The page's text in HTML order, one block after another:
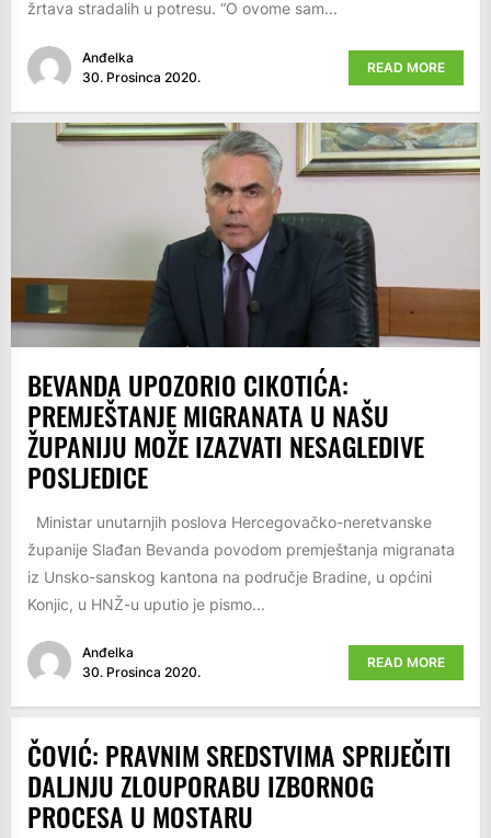
žrtava stradalih u potresu. “O ovome sam...
Anđelka
30. Prosinca 2020.
READ MORE
BEVANDA UPOZORIO CIKOTIĆA:
PREMJEŠTANJE MIGRANATA U NAŠU
ŽUPANIJU MOŽE IZAZVATI NESAGLEDIVE
POSLJEDICE
Ministar unutarnjih poslova Hercegovačko-neretvanske
županije Slađan Bevanda povodom premještanja migranata
iz Unsko-sanskog kantona na područje Bradine, u općini
Konjic, u HNŽ-u uputio je pismo...
Anđelka
30. Prosinca 2020.
READ MORE
ČOVIĆ: PRAVNIM SREDSTVIMA SPRIJEČITI
DALJNJU ZLOUPORABU IZBORNOG
PROCESA U MOSTARU